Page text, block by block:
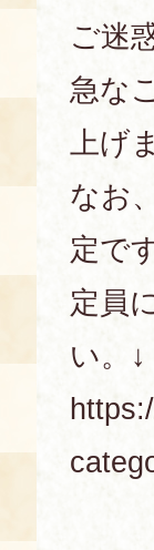
ご迷
急な
上げ
なお
定で
定員
い。↓